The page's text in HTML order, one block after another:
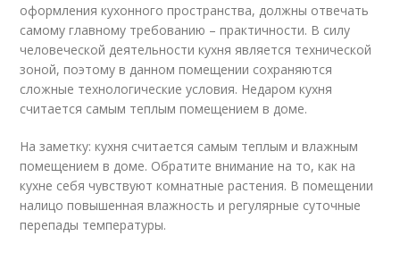
оформления кухонного пространства, должны отвечать
самому главному требованию – практичности. В силу
человеческой деятельности кухня является технической
зоной, поэтому в данном помещении сохраняются
сложные технологические условия. Недаром кухня
считается самым теплым помещением в доме.
На заметку: кухня считается самым теплым и влажным
помещением в доме. Обратите внимание на то, как на
кухне себя чувствуют комнатные растения. В помещении
налицо повышенная влажность и регулярные суточные
перепады температуры.